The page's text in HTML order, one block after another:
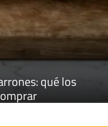
qué los